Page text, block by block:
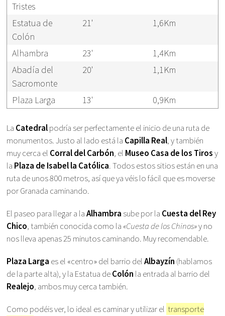
Tristes
Estatua de
Colón
21' 1,6Km
Alhambra 23'
1,4Km
Abadía del
Sacromonte
20' 1,1Km
Plaza Larga 13' 0,9Km
La Catedralpodría ser perfectamente el inicio de una ruta de
monumentos. Justo al lado está la Capilla Real, y también
muy cerca el Corral del Carbón, el Museo Casa de los Tirosy
la Plaza de Isabel la Católica. Todos estos sitios están en una
ruta de unos 800 metros, así que ya véis lo fácil que es moverse
por Granada caminando.
El paseo para llegar a laAlhambra sube por la Cuesta del Rey
Chico, también conocida como la«Cuesta de los Chinos»y no
nos lleva apenas 25 minutos caminando. Muy recomendable.
Plaza Larga es el «centro» del barrio delAlbayzín (hablamos
de la parte alta), y la Estatua deColón la entrada al barrio del
Realejo, ambos muy cerca también.
Como podéis ver, lo ideal es caminar y utilizar el transporte